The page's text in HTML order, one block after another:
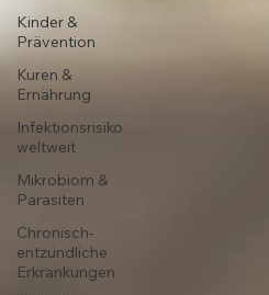
Kinder &
Prävention
Kuren &
Ernährung
Infektionsrisiko
weltweit
Mikrobiom &
Parasiten
Chronisch-
entzündliche
Erkrankungen